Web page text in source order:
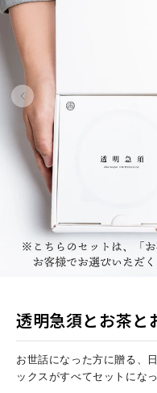
透明急須とお茶と
お世話になった方に贈る、
ックスがすべてセットにな